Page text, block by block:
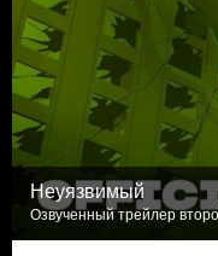
Неуязвимый
Озвученный трейлер